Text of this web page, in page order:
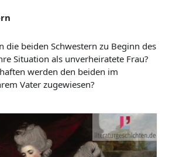
die beiden Schwestern zu Beginn des
Situation als unverheiratete Frau?
werden den beiden im
Vater zugewiesen?